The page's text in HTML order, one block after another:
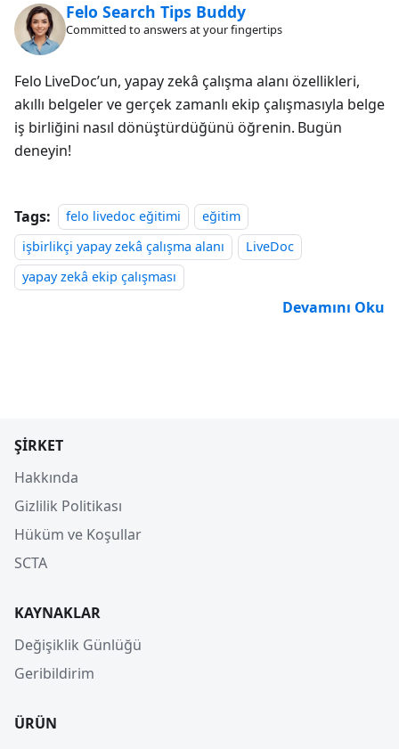
Felo Search Tips Buddy
Committed to answers at your fingertips
Felo LiveDoc’un, yapay zekâ çalışma alanı özellikleri,
akıllı belgeler ve gerçek zamanlı ekip çalışmasıyla belge
iş birliğini nasıl dönüştürdüğünü öğrenin. Bugün
deneyin!
Tags: felo livedoc eğitimi
eğitim
işbirlikçi yapay zekâ çalışma alanı
LiveDoc
yapay zekâ ekip çalışması
Devamını Oku
ŞIRKET
Hakkında
Gizlilik Politikası
Hüküm ve Koşullar
SCTA
KAYNAKLAR
Değişiklik Günlüğü
Geribildirim
ÜRÜN